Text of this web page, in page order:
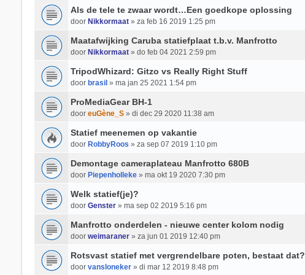
Als de tele te zwaar wordt…Een goedkope oplossing
door Nikkormaat» za feb 16 2019 1:25 pm
Maatafwijking Caruba statiefplaat t.b.v. Manfrotto
door Nikkormaat» do feb 04 2021 2:59 pm
TripodWhizard: Gitzo vs Really Right Stuff
door brasil » ma jan 25 2021 1:54 pm
ProMediaGear BH-1
door euGène_S» di dec 29 2020 11:38 am
Statief meenemen op vakantie
door RobbyRoos » za sep 07 2019 1:10 pm
Demontage cameraplateau Manfrotto 680B
door Piepenholleke» ma okt 19 2020 7:30 pm
Welk statief(je)?
door Genster» ma sep 02 2019 5:16 pm
Manfrotto onderdelen - nieuwe center kolom nodig
door weimaraner» za jun 01 2019 12:40 pm
Rotsvast statief met vergrendelbare poten, bestaat dat?
door vansloneker» di mar 12 2019 8:48 pm